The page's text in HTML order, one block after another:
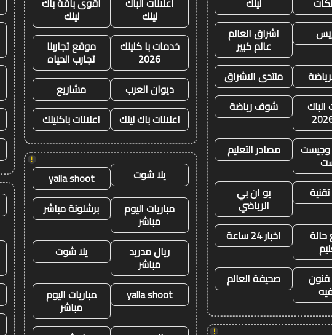
اشراق العالم
عالم كبير
منتدى الاشراق
الباك
شوف رياضة
وجيست مصادر التعليم
يو ان بي
الرياضي
اخبار 24 ساعة
صحيفة العالم
!
لينك
لينك
خدمات با كلينك
2026
موقع تجاربنا
تجارب الحياه
ديوان العرب
مشاريع
اعلانات باك لينك
اعلانات باكلينك
!
يلا شوت
yalla shoot
مباريات اليوم
مباشر
برشلونة مباشر
ريال مدريد
مباشر
يلا شوت
yalla shoot مباريات اليوم
مباشر